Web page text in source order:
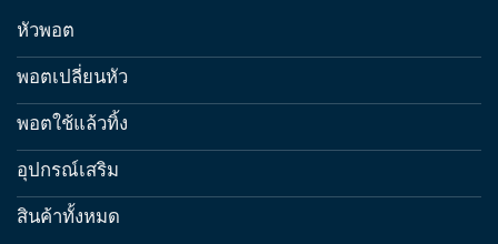
หัวพอต
พอตเปลี่ยนหัว
พอตใช้แล้วทิ้ง
อุปกรณ์เสริม
สินค้าทั้งหมด